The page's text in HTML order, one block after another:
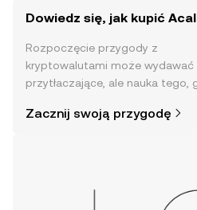
Dowiedz się, jak kupić
Rozpoczęcie przygody z
kryptowalutami może wydawać
przytłaczające, ale nauka tego,
mogłoby się wydawać.
Zacznij swoją przygodę